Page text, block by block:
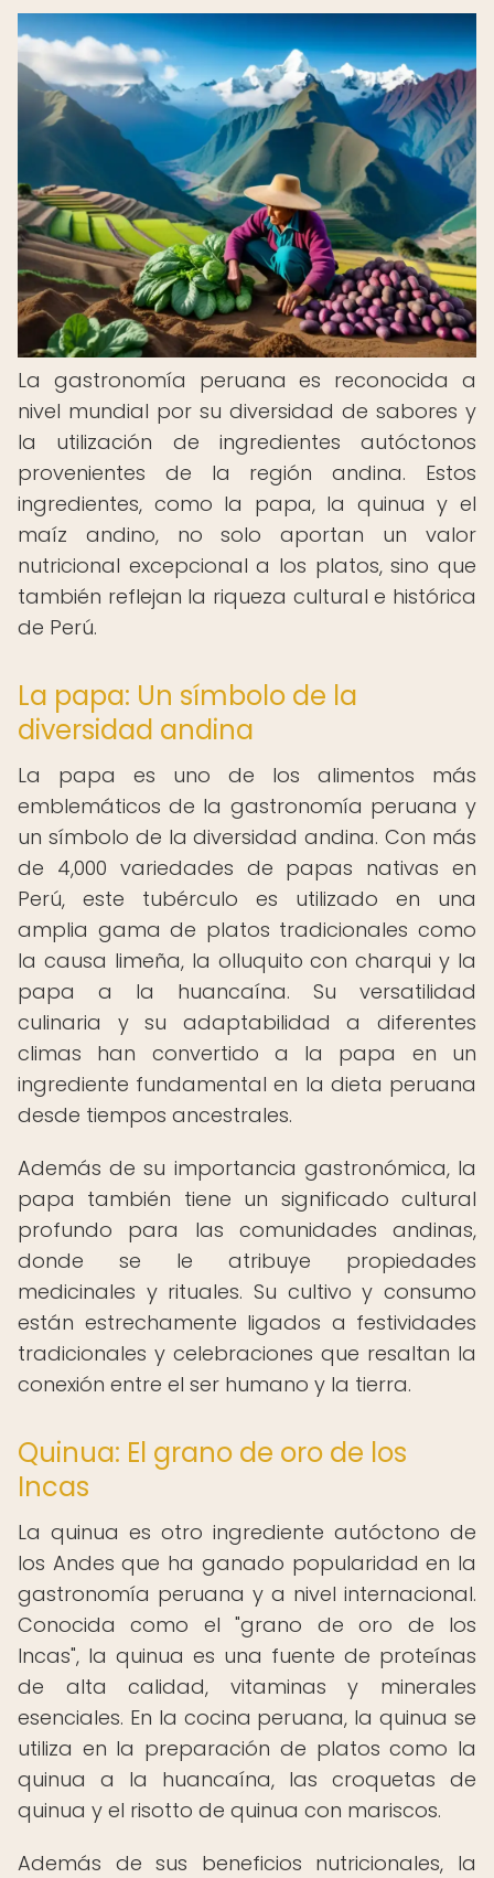
La gastronomía peruana es reconocida a
nivel mundial por su diversidad de sabores y
la utilización de ingredientes autóctonos
provenientes de la región andina. Estos
ingredientes, como la papa, la quinua y el
maíz andino, no solo aportan un valor
nutricional excepcional a los platos, sino que
también reflejan la riqueza cultural e histórica
de Perú.
La papa: Un símbolo de la
diversidad andina
La papa es uno de los alimentos más
emblemáticos de la gastronomía peruana y
un símbolo de la diversidad andina. Con más
de 4,000 variedades de papas nativas en
Perú, este tubérculo es utilizado en una
amplia gama de platos tradicionales como
la causa limeña, la olluquito con charqui y la
papa a la huancaína. Su versatilidad
culinaria y su adaptabilidad a diferentes
climas han convertido a la papa en un
ingrediente fundamental en la dieta peruana
desde tiempos ancestrales.
Además de su importancia gastronómica, la
papa también tiene un significado cultural
profundo para las comunidades andinas,
donde se le atribuye propiedades
medicinales y rituales. Su cultivo y consumo
están estrechamente ligados a festividades
tradicionales y celebraciones que resaltan la
conexión entre el ser humano y la tierra.
Quinua: El grano de oro de los
Incas
La quinua es otro ingrediente autóctono de
los Andes que ha ganado popularidad en la
gastronomía peruana y a nivel internacional.
Conocida como el "grano de oro de los
Incas", la quinua es una fuente de proteínas
de alta calidad, vitaminas y minerales
esenciales. En la cocina peruana, la quinua se
utiliza en la preparación de platos como la
quinua a la huancaína, las croquetas de
quinua y el risotto de quinua con mariscos.
Además de sus beneficios nutricionales, la